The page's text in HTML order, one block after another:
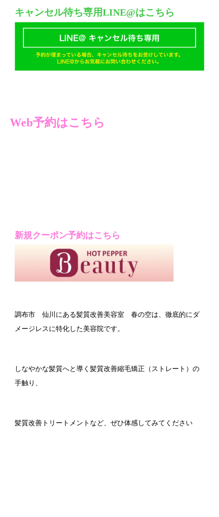
キャンセル待ち専用LINE@はこちら
Web予約はこちら
新規クーポン予約はこちら
調布市 仙川にある髪質改善美容室 春の空は、徹底的にダ
メージレスに特化した美容院です。
しなやかな髪質へと導く髪質改善縮毛矯正（ストレート）の
手触り、
髪質改善トリートメントなど、ぜひ体感してみてください